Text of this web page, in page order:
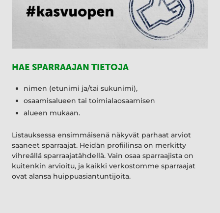
HAE SPARRAAJAN TIETOJA
nimen (etunimi ja/tai sukunimi),
osaamisalueen tai toimialaosaamisen
alueen mukaan.
Listauksessa ensimmäisenä näkyvät parhaat arviot
saaneet sparraajat. Heidän profiilinsa on merkitty
vihreällä sparraajatähdellä. Vain osaa sparraajista on
kuitenkin arvioitu, ja kaikki verkostomme sparraajat
ovat alansa huippuasiantuntijoita.